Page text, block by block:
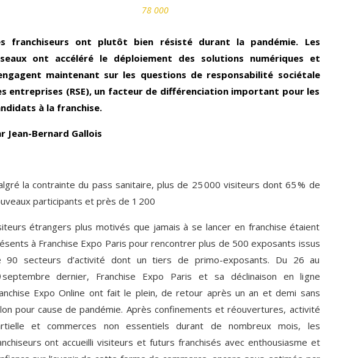
78 000
franchiseurs ont plutôt bien résisté durant la pandémie. Les
ont accéléré le déploiement des solutions numériques et
maintenant sur les questions de responsabilité sociétale
entreprises (RSE), un facteur de différenciation important pour les
à la franchise.
Jean-Bernard Gallois
la contrainte du pass sanitaire, plus de 25 000 visiteurs dont 65 % de
participants et près de 1 200
étrangers plus motivés que jamais à se lancer en franchise étaient
à Franchise Expo Paris pour rencontrer plus de 500 exposants issus
90 secteurs d’activité dont un tiers de primo-exposants. Du 26 au
septembre dernier, Franchise Expo Paris et sa déclinaison en ligne
Expo Online ont fait le plein, de retour après un an et demi sans
pour cause de pandémie. Après confinements et réouvertures, activité
et commerces non essentiels durant de nombreux mois, les
ont accueilli visiteurs et futurs franchisés avec enthousiasme et